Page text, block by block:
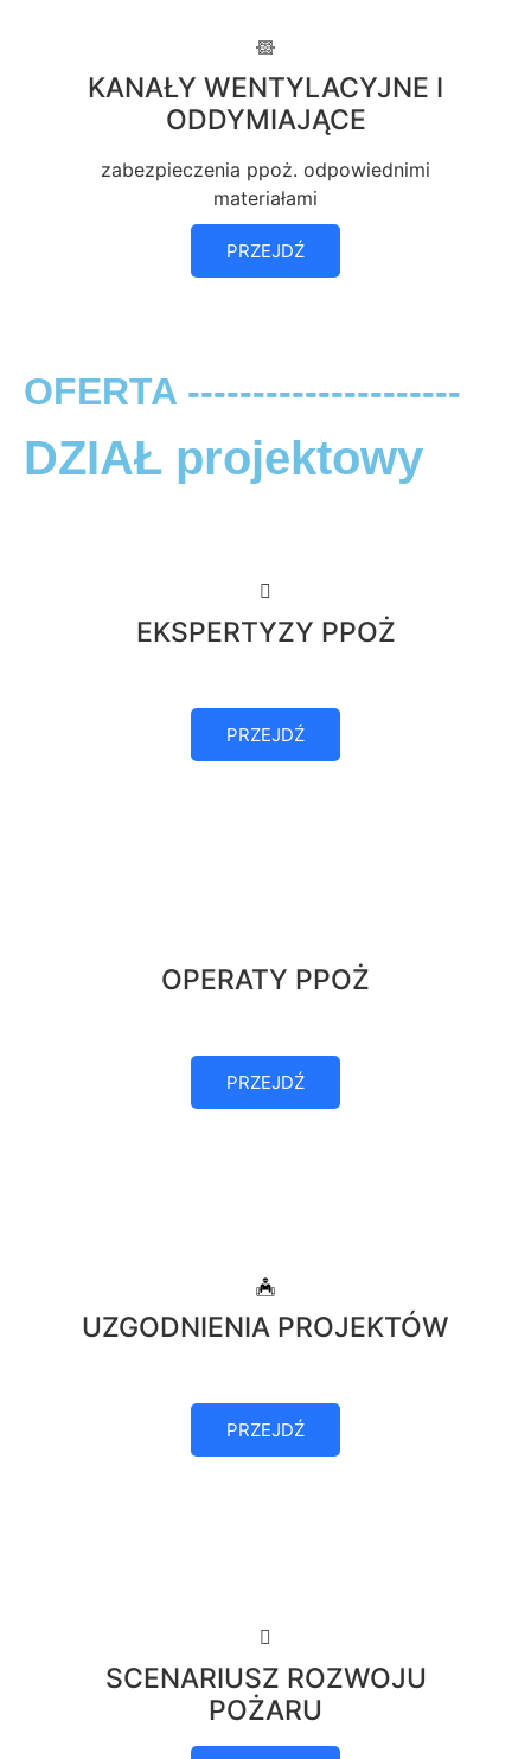
KANAŁY WENTYLACYJNE I
ODDYMIAJĄCE
zabezpieczenia ppoż. odpowiednimi
materiałami
PRZEJDŹ
OFERTA ---------------------
DZIAŁ projektowy
EKSPERTYZY PPOŻ
PRZEJDŹ
OPERATY PPOŻ
PRZEJDŹ
UZGODNIENIA PROJEKTÓW
PRZEJDŹ
SCENARIUSZ ROZWOJU
POŻARU